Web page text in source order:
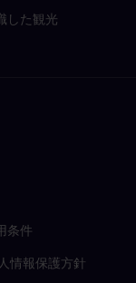
した観光
条件
情報保護方針